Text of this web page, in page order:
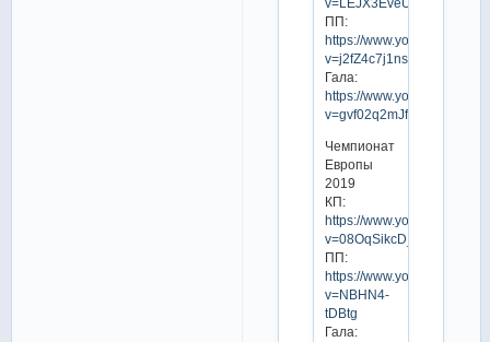
v=LEJX3EveUzY
ПП:
https://www.youtube.com/
v=j2fZ4c7j1ns
Гала:
https://www.youtube.com/
v=gvf02q2mJfk
Чемпионат
Европы
2019
КП:
https://www.youtube.com/
v=08OqSikcD_M
ПП:
https://www.youtube.com/
v=NBHN4-
tDBtg
Гала: